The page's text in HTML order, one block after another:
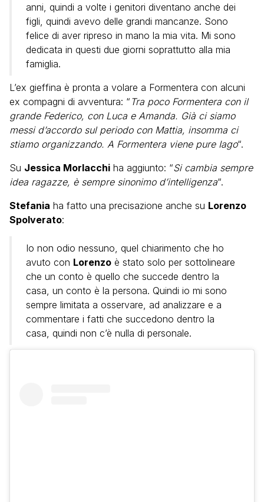
anni, quindi a volte i genitori diventano anche dei
figli, quindi avevo delle grandi mancanze. Sono
felice di aver ripreso in mano la mia vita. Mi sono
dedicata in questi due giorni soprattutto alla mia
famiglia.
L’ex gieffina è pronta a volare a Formentera con alcuni
ex compagni di avventura: “ Tra poco Formentera con il
grande Federico, con Luca e Amanda. Già ci siamo
messi d’accordo sul periodo con Mattia, insomma ci
stiamo organizzando. A Formentera viene pure Iago“.
Su Jessica Morlacchi ha aggiunto: “Si cambia sempre
idea ragazze, è sempre sinonimo d’intelligenza“.
Stefania ha fatto una precisazione anche su Lorenzo
Spolverato:
Io non odio nessuno, quel chiarimento che ho
avuto con Lorenzo è stato solo per sottolineare
che un conto è quello che succede dentro la
casa, un conto è la persona. Quindi io mi sono
sempre limitata a osservare, ad analizzare e a
commentare i fatti che succedono dentro la
casa, quindi non c’è nulla di personale.